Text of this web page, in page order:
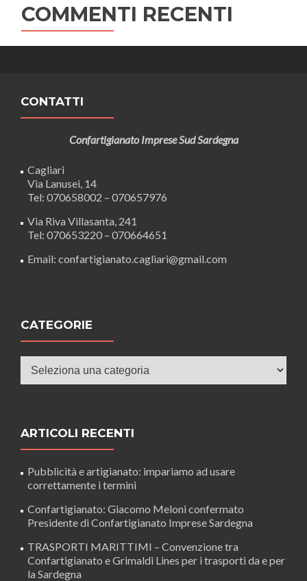
COMMENTI RECENTI
CONTATTI
Confartigianato Imprese Sud Sardegna
Cagliari
Via Lanusei, 14
Tel: 070658002 – 070657976
Via Riva Villasanta, 241
Tel: 070653220 – 070664651
Email: confartigianato.cagliari@gmail.com
CATEGORIE
ARTICOLI RECENTI
Pubblicità e artigianato: impariamo ad usare
correttamente i termini
Confartigianato: Giacomo Meloni confermato
Presidente di Confartigianato Imprese Sardegna
TRASPORTI MARITTIMI – Convenzione tra
Confartigianato e Grimaldi Lines per i trasporti da e per
la Sardegna